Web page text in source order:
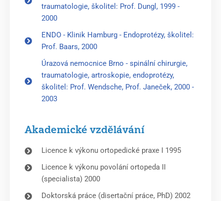
traumatologie, školitel: Prof. Dungl, 1999 -
2000
ENDO - Klinik Hamburg - Endoprotézy, školitel:
Prof. Baars, 2000
Úrazová nemocnice Brno - spinální chirurgie,
traumatologie, artroskopie, endoprotézy,
školitel: Prof. Wendsche, Prof. Janeček, 2000 -
2003
Akademické vzdělávání
Licence k výkonu ortopedické praxe I 1995
Licence k výkonu povolání ortopeda II
(specialista) 2000
Doktorská práce (disertační práce, PhD) 2002